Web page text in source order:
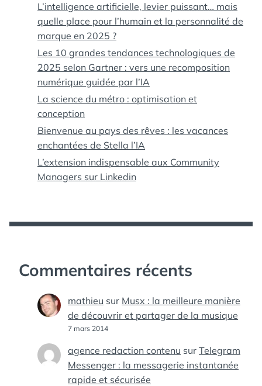
L’intelligence artificielle, levier puissant… mais
quelle place pour l’humain et la personnalité de
marque en 2025 ?
Les 10 grandes tendances technologiques de
2025 selon Gartner : vers une recomposition
numérique guidée par l’IA
La science du métro : optimisation et
conception
Bienvenue au pays des rêves : les vacances
enchantées de Stella l’IA
L’extension indispensable aux Community
Managers sur Linkedin
Commentaires récents
mathieu sur Musx : la meilleure manière
de découvrir et partager de la musique
7 mars 2014
agence redaction contenu sur Telegram
Messenger : la messagerie instantanée
rapide et sécurisée